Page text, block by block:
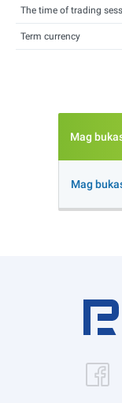
The time of trading
Term currency
Mag
Mag